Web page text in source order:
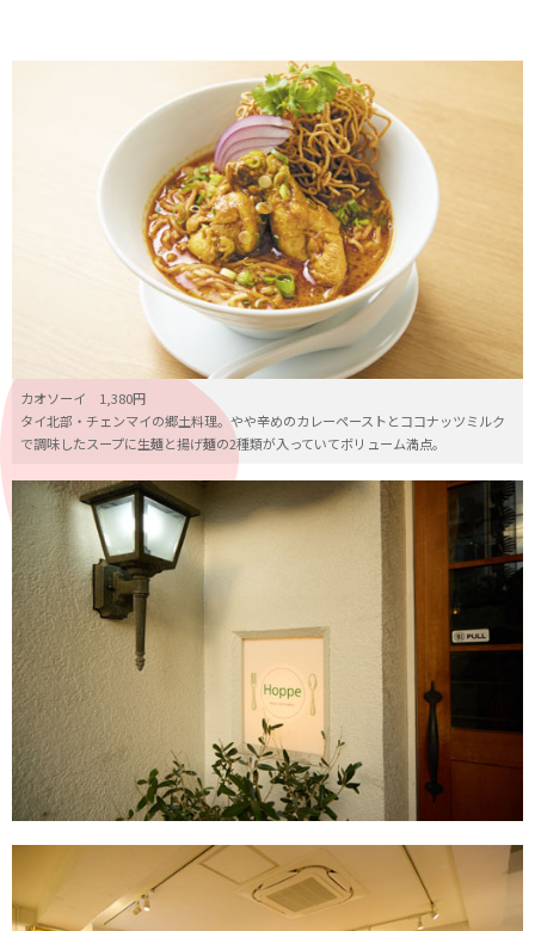
カオソーイ 1,380円
タイ北部・チェンマイの郷土料理。やや辛めのカレーペーストとココナッツミルク
で調味したスープに生麺と揚げ麺の2種類が入っていてボリューム満点。